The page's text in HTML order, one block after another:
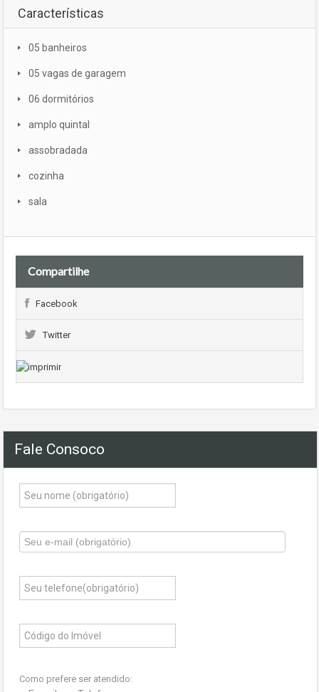
Características
05 banheiros
05 vagas de garagem
06 dormitórios
amplo quintal
assobradada
cozinha
sala
Compartilhe
Facebook
Twitter
Fale Consoco
Como prefere ser atendido: